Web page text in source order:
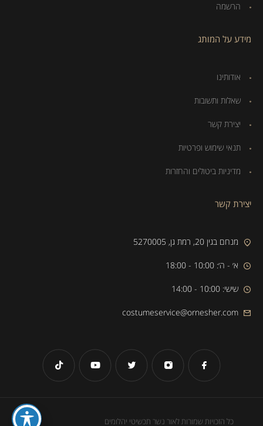
הרשמה
מידע על המותג
אודותינו
שאלות ותשובות
יצירת קשר
תנאי שימוש ופרטיות
מדיניות ביטולים והחזרות
יצירת קשר
מנחם בגין 20, רמת גן, 5270005
א׳ - ה׳: 10:00 - 18:00
שישי: 10:00 - 14:00
costumeservice@ornesher.com
כל הזכויות שמורות לאור נשר תכשיטי יהלומים